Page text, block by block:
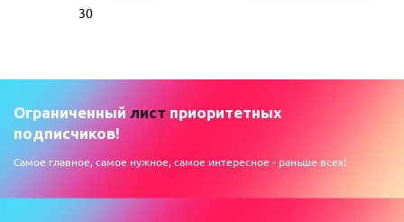
30
Ограниченный лист приоритетных
подписчиков!
Самое главное, самое нужное, самое интересное - раньше всех!